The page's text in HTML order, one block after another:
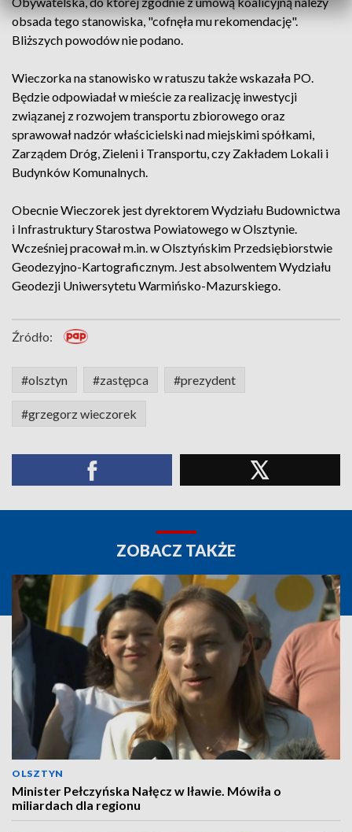
obsada tego stanowiska, "cofnęła mu rekomendację".
Bliższych powodów nie podano.
Wieczorka na stanowisko w ratuszu także wskazała PO.
Będzie odpowiadał w mieście za realizację inwestycji
związanej z rozwojem transportu zbiorowego oraz
sprawował nadzór właścicielski nad miejskimi spółkami,
Zarządem Dróg, Zieleni i Transportu, czy Zakładem Lokali i
Budynków Komunalnych.
Obecnie Wieczorek jest dyrektorem Wydziału Budownictwa
i Infrastruktury Starostwa Powiatowego w Olsztynie.
Wcześniej pracował m.in. w Olsztyńskim Przedsiębiorstwie
Geodezyjno-Kartograficznym. Jest absolwentem Wydziału
Geodezji Uniwersytetu Warmińsko-Mazurskiego.
Źródło:
#olsztyn #zastępca #prezydent
#grzegorz wieczorek
ZOBACZ TAKŻE
OLSZTYN
Minister Pełczyńska Nałęcz w Iławie. Mówiła o
miliardach dla regionu